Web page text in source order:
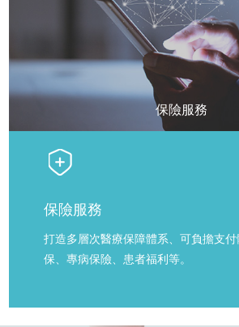
保險服務
保險服務
打造多層次醫療保障體系、可負擔支
保、專病保險、患者福利等。